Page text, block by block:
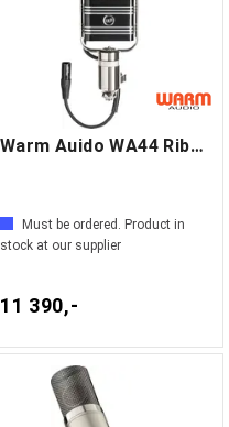
Warm Auido WA44 Ribbonmicrophone
Must be ordered. Product in
stock at our supplier
11 390,-